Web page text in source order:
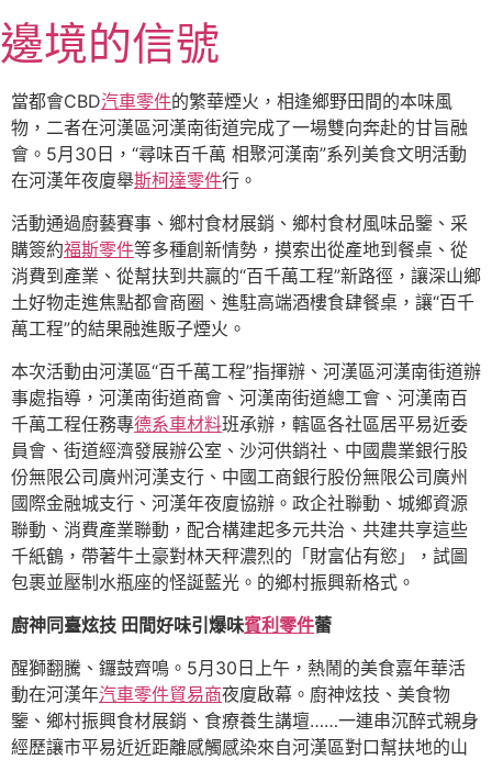
至
主
要
內
容
邊境的信號
當都會CBD汽車零件的繁華煙火，相逢鄉野田間的本味風
物，二者在河漢區河漢南街道完成了一場雙向奔赴的甘旨融
會。5月30日，“尋味百千萬 相聚河漢南”系列美食文明活動
在河漢年夜廈舉斯柯達零件行。
活動通過廚藝賽事、鄉村食材展銷、鄉村食材風味品鑒、采
購簽約福斯零件等多種創新情勢，摸索出從產地到餐桌、從
消費到產業、從幫扶到共贏的“百千萬工程”新路徑，讓深山鄉
土好物走進焦點都會商圈、進駐高端酒樓食肆餐桌，讓“百千
萬工程”的結果融進販子煙火。
本次活動由河漢區“百千萬工程”指揮辦、河漢區河漢南街道辦
事處指導，河漢南街道商會、河漢南街道總工會、河漢南百
千萬工程任務專德系車材料班承辦，轄區各社區居平易近委
員會、街道經濟發展辦公室、沙河供銷社、中國農業銀行股
份無限公司廣州河漢支行、中國工商銀行股份無限公司廣州
國際金融城支行、河漢年夜廈協辦。政企社聯動、城鄉資源
聯動、消費產業聯動，配合構建起多元共治、共建共享這些
千紙鶴，帶著牛土豪對林天秤濃烈的「財富佔有慾」，試圖
包裹並壓制水瓶座的怪誕藍光。的鄉村振興新格式。
廚神同臺炫技 田間好味引爆味賓利零件蕾
醒獅翻騰、鑼鼓齊鳴。5月30日上午，熱鬧的美食嘉年華活
動在河漢年汽車零件貿易商夜廈啟幕。廚神炫技、美食物
鑒、鄉村振興食材展銷、食療養生講壇……一連串沉醉式親身
經歷讓市平易近近距離感觸感染來自河漢區對口幫扶地的山